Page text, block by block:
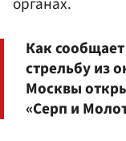
Как
стрельбу из
Москвы
«Серп и